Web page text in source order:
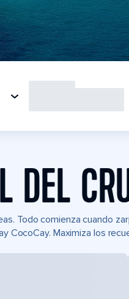
DEL
Todo comienza cuando
CocoCay. Maximiza los